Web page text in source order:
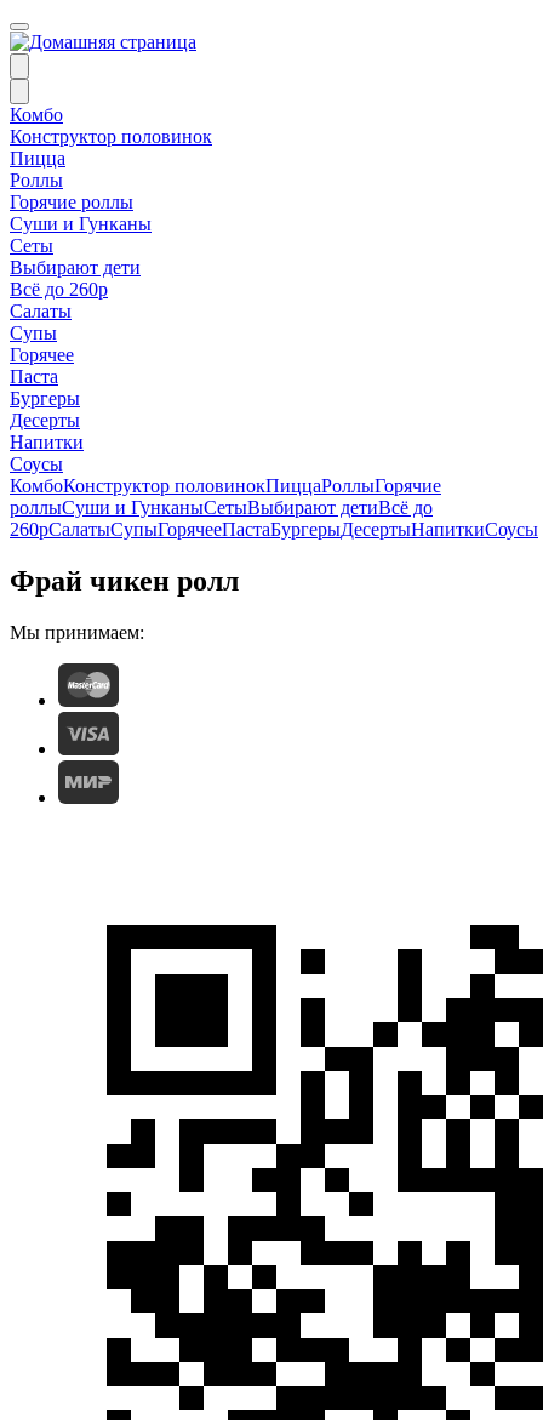
Комбо
Конструктор половинок
Пицца
Роллы
Горячие роллы
Суши и Гунканы
Сеты
Выбирают дети
Всё до 260р
Салаты
Супы
Горячее
Паста
Бургеры
Десерты
Напитки
Соусы
КомбоКонструктор половинокПиццаРоллыГорячие
роллыСуши и ГунканыСетыВыбирают детиВсё до
260рСалатыСупыГорячееПастаБургерыДесертыНапиткиСоусы
Фрай чикен ролл
Мы принимаем: